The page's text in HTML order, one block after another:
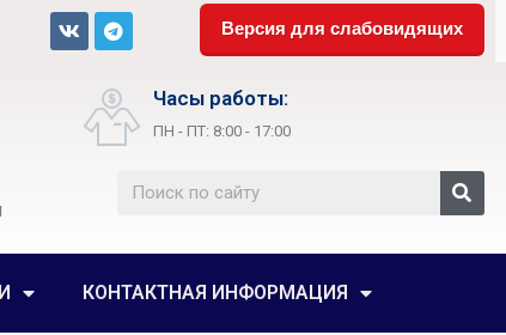
Версия для слабовидящих
Часы работы:
ПН - ПТ: 8:00 - 17:00
КОНТАКТНАЯ ИНФОРМАЦИЯ